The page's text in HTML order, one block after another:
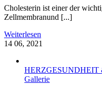
Cholesterin ist einer der
Zellmembranund [...]
Weiterlesen
14 06, 2021
HERZGESUNDHEIT
Gallerie